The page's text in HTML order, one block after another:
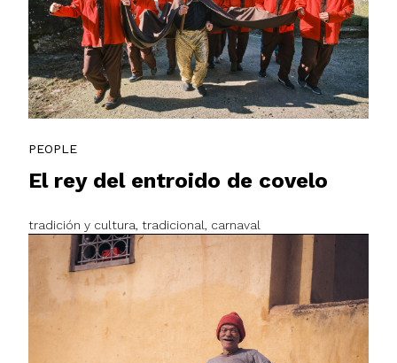
PEOPLE
El rey del entroido de covelo
tradición y cultura, tradicional, carnaval